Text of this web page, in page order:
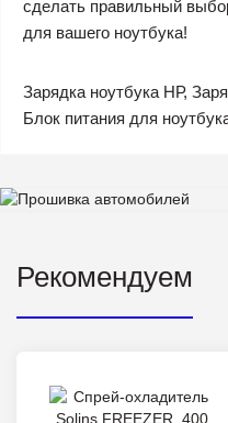
сделать правильный
для вашего ноутбука!
Зарядка ноутбука НР,
Блок питания для
Рекомендуем